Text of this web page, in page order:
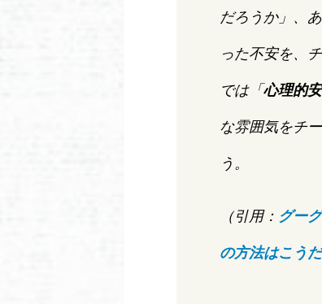
だろうか」、
った不安を、
では「心理的
な雰囲気をチ
う。
（引用： グー
の方法はこうだ